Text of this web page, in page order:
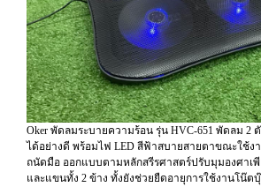
Oker พัดลมระบายความร้อน รุ่น HVC-651 พัดลม 2
ได้อย่างดี พร้อมไฟ LED สีฟ้าสบายสายตาขณะใช้ง
ถนัดมือ ออกแบบตามหลักสรีรศาสตร์ปรับมุมองศาเ
และแขนทั้ง 2 ข้าง ทั้งยังช่วยยืดอายุการใช้งานโน๊ต